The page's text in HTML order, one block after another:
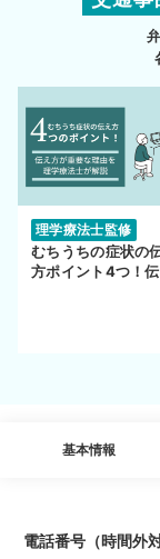
理学療法士監修
むちうちの症状の
方ポイント4つ！伝
基本情報
電話番号（時間外